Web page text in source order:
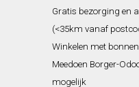
Gratis bezorging en
(<35km vanaf
Winkelen met
Meedoen Borger-
mogelijk